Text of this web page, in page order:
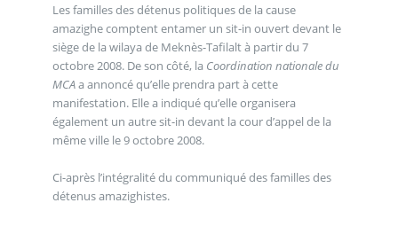
Les familles des détenus politiques de la cause
amazighe comptent entamer un sit-in ouvert devant le
siège de la wilaya de Meknès-Tafilalt à partir du 7
octobre 2008. De son côté, la Coordination nationale du
MCAa annoncé qu’elle prendra part à cette
manifestation. Elle a indiqué qu’elle organisera
également un autre sit-in devant la cour d’appel de la
même ville le 9 octobre 2008.
Ci-après l’intégralité du communiqué des familles des
détenus amazighistes.